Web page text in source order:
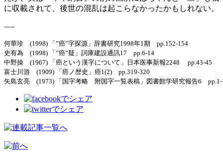
に収載されて、後世の混乱は起こらなかったかもしれない。
—-
何華珍 (1998) 「”癌”字探源」辞書研究1998年1期 pp.152-154
史有為 (1998) 「”癌”疑」詞庫建設通訊17 pp.6-14
中野操 (1967) 「癌という漢字について」日本医事新報2248 pp.43-45
富士川游 (1909) 「癌ノ歴史」癌1(2) pp.319-320
矢島玄亮 (1973) 「国字考略 附国字一覧表稿」図書館学研究報告6 pp.1-